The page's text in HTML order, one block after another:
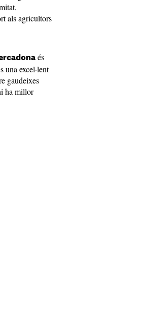
als agricultors
és
una excel·lent
gaudeixes
ha millor